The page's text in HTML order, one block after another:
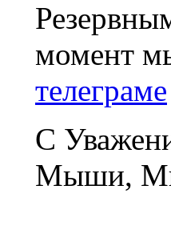
момент
телеграме
С
Мыши,